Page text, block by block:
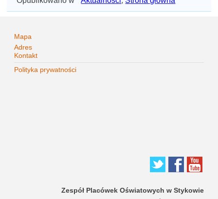
Mapa
Adres
Kontakt
Polityka prywatności
Zespół Placówek Oświatowych w Stykowie